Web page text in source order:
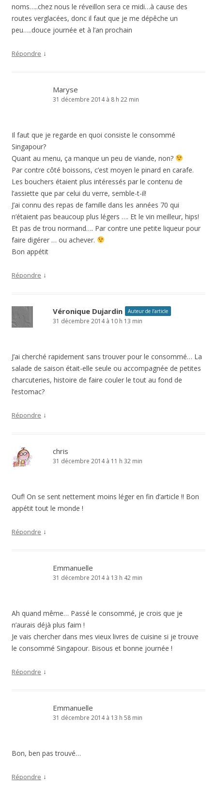
noms…..chez nous le réveillon sera ce midi…à cause des
routes verglacées, donc il faut que je me dépêche un
peu…..douce journée et à l’an prochain
Répondre ↓
Maryse
31 décembre 2014 à 8 h 22 min
Il faut que je regarde en quoi consiste le consommé
Singapour?
Quant au menu, ça manque un peu de viande, non?
Par contre côté boissons, c’est moyen le pinard en carafe.
Les bouchers étaient plus intéressés par le contenu de
l’assiette que par celui du verre, semble-t-il!
J’ai connu des repas de famille dans les années 70 qui
n’étaient pas beaucoup plus légers …. Et le vin meilleur, hips!
Et pas de trou normand…. Par contre une petite liqueur pour
faire digérer … ou achever.
Bon appétit
Répondre ↓
Véronique Dujardin Auteur de l’article
31 décembre 2014 à 10 h 13 min
J’ai cherché rapidement sans trouver pour le consommé… La
salade de saison était-elle seule ou accompagnée de petites
charcuteries, histoire de faire couler le tout au fond de
l’estomac?
Répondre ↓
chris
31 décembre 2014 à 11 h 32 min
Ouf! On se sent nettement moins léger en fin d’article !! Bon
appétit tout le monde !
Répondre ↓
Emmanuelle
31 décembre 2014 à 13 h 42 min
Ah quand même… Passé le consommé, je crois que je
n’aurais déjà plus faim !
Je vais chercher dans mes vieux livres de cuisine si je trouve
le consommé Singapour. Bisous et bonne journée !
Répondre ↓
Emmanuelle
31 décembre 2014 à 13 h 58 min
Bon, ben pas trouvé…
Répondre ↓